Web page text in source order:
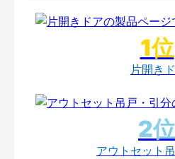
片開き
アウトセット